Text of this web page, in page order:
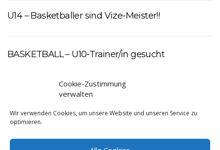
Cookie-Zustimmung
verwalten
Wir verwenden Cookies, um unsere Website und unseren Service zu
optimieren.
U14 – Basketballer sind Vize-Meister!!
BASKETBALL – U10-Trainer/in gesucht
Clubhaus Trimmelter Sportverein Trier e.V. I Kohlenstraße 55 I